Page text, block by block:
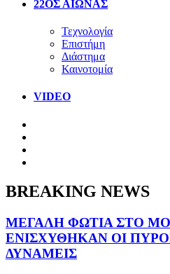
22ΟΣ ΑΙΩΝΑΣ
Τεχνολογία
Επιστήμη
Διάστημα
Καινοτομία
VIDEO
BREAKING NEWS
ΜΕΓΑΛΗ ΦΩΤΙΑ ΣΤΟ
ΕΝΙΣΧΥΘΗΚΑΝ ΟΙ
ΔΥΝΑΜΕΙΣ